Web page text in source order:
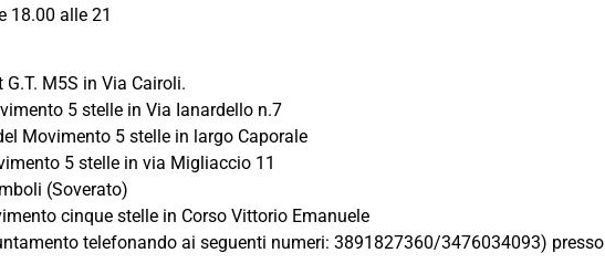
18.00 alle 21
M5S in Via Cairoli.
5 stelle in Via Ianardello n.7
Movimento 5 stelle in largo Caporale
5 stelle in via Migliaccio 11
(Soverato)
cinque stelle in Corso Vittorio Emanuele
telefonando ai seguenti numeri: 3891827360/3476034093) presso